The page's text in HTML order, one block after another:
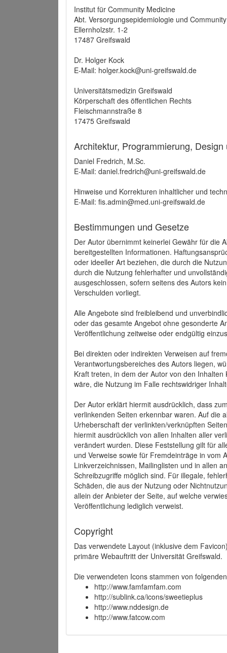
Institut für Community Medicine
Abt. Versorgungsepidemiologie und
Ellernholzstr. 1-2
17487 Greifswald
Dr. Holger Kock
E-Mail: holger.kock@uni-greifswald.de
Universitätsmedizin Greifswald
Körperschaft des öffentlichen Rechts
Fleischmannstraße 8
17475 Greifswald
Architektur, Programmierung,
Daniel Fredrich, M.Sc.
E-Mail: daniel.fredrich@uni-greifswald.de
Hinweise und Korrekturen inhaltlicher und
E-Mail: fis.admin@med.uni-greifswald.de
Bestimmungen und Gesetze
Der Autor übernimmt keinerlei Gewähr für die
bereitgestellten Informationen.
oder ideeller Art beziehen, die durch die
durch die Nutzung fehlerhafter und
ausgeschlossen, sofern seitens des Autors
Verschulden vorliegt.
Alle Angebote sind freibleibend und
oder das gesamte Angebot ohne gesonderte
Veröffentlichung zeitweise oder endgültig
Bei direkten oder indirekten Verweisen auf
Verantwortungsbereiches des Autors liegen,
Kraft treten, in dem der Autor von den
wäre, die Nutzung im Falle rechtswidriger
Der Autor erklärt hiermit ausdrücklich, dass
verlinkenden Seiten erkennbar waren. Auf die
Urheberschaft der verlinkten/verknüpften
hiermit ausdrücklich von allen Inhalten aller
verändert wurden. Diese Feststellung gilt für
und Verweise sowie für Fremdeinträge in vom
Linkverzeichnissen, Mailinglisten und in allen
Schreibzugriffe möglich sind. Für illegale,
Schäden, die aus der Nutzung oder
allein der Anbieter der Seite, auf welche
Veröffentlichung lediglich verweist.
Copyright
Das verwendete Layout (inklusive dem
primäre Webauftritt der Universität Greifswald.
Die verwendeten Icons stammen von
http://www.famfamfam.com
http://sublink.ca/icons/sweetieplus
http://www.nddesign.de
http://www.fatcow.com